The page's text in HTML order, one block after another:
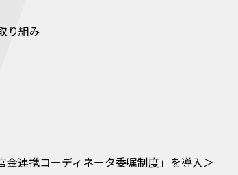
り組み
連携コーディネータ委嘱制度」を導入＞